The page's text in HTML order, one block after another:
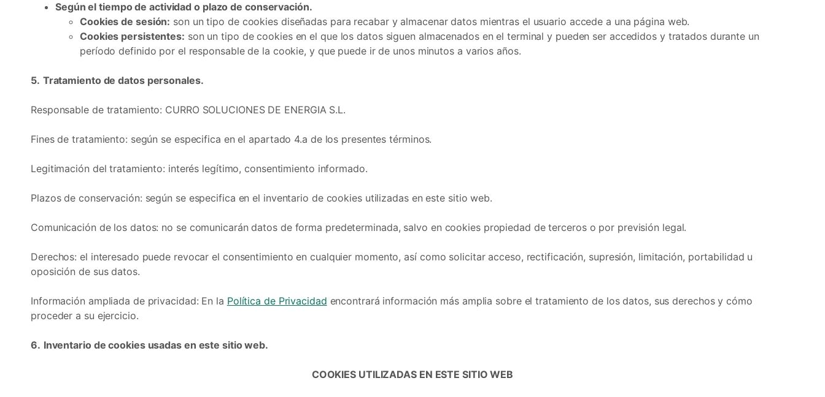
Según el tiempo de actividad o plazo de conservación.
Cookies de sesión: son un tipo de cookies diseñadas para recabar y almacenar datos mientras el usuario accede a una página web.
Cookies persistentes: son un tipo de cookies en el que los datos siguen almacenados en el terminal y pueden ser accedidos y tratados durante un
período definido por el responsable de la cookie, y que puede ir de unos minutos a varios años.
5. Tratamiento de datos personales.
Responsable de tratamiento: CURRO SOLUCIONES DE ENERGIA S.L.
Fines de tratamiento: según se especifica en el apartado 4.a de los presentes términos.
Legitimación del tratamiento: interés legítimo, consentimiento informado.
Plazos de conservación: según se especifica en el inventario de cookies utilizadas en este sitio web.
Comunicación de los datos: no se comunicarán datos de forma predeterminada, salvo en cookies propiedad de terceros o por previsión legal.
Derechos: el interesado puede revocar el consentimiento en cualquier momento, así como solicitar acceso, rectificación, supresión, limitación, portabilidad u
oposición de sus datos.
Información ampliada de privacidad: En la Política de Privacidad encontrará información más amplia sobre el tratamiento de los datos, sus derechos y cómo
proceder a su ejercicio.
6. Inventario de cookies usadas en este sitio web.
COOKIES UTILIZADAS EN ESTE SITIO WEB